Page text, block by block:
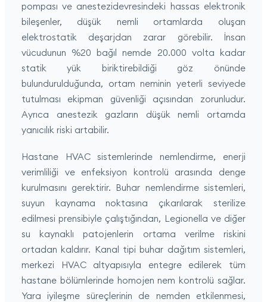
pompası ve anestezidevresindeki hassas elektronik
bileşenler, düşük nemli ortamlarda oluşan
elektrostatik deşarjdan zarar görebilir. İnsan
vücudunun %20 bağıl nemde 20.000 volta kadar
statik yük biriktirebildiği göz önünde
bulundurulduğunda, ortam neminin yeterli seviyede
tutulması ekipman güvenliği açısından zorunludur.
Ayrıca anestezik gazların düşük nemli ortamda
yanıcılık riski artabilir.
Hastane HVAC sistemlerinde nemlendirme, enerji
verimliliği ve enfeksiyon kontrolü arasında denge
kurulmasını gerektirir. Buhar nemlendirme sistemleri,
suyun kaynama noktasına çıkarılarak sterilize
edilmesi prensibiyle çalıştığından, Legionella ve diğer
su kaynaklı patojenlerin ortama verilme riskini
ortadan kaldırır. Kanal tipi buhar dağıtım sistemleri,
merkezi HVAC altyapısıyla entegre edilerek tüm
hastane bölümlerinde homojen nem kontrolü sağlar.
Yara iyileşme süreçlerinin de nemden etkilenmesi,